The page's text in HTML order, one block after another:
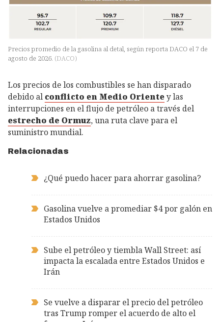
Precios promedio de la gasolina al detal, según reporta DACO el 7 de
agosto de 2026. (DACO)
Los precios de los combustibles se han disparado
debido al conflicto en Medio Orientey las
interrupciones en el flujo de petróleo a través del
estrecho de Ormuz, una ruta clave para el
suministro mundial.
Relacionadas
¿Qué puedo hacer para ahorrar gasolina?
Gasolina vuelve a promediar $4 por galón en
Estados Unidos
Sube el petróleo y tiembla Wall Street: así
impacta la escalada entre Estados Unidos e
Irán
Se vuelve a disparar el precio del petróleo
tras Trump romper el acuerdo de alto el